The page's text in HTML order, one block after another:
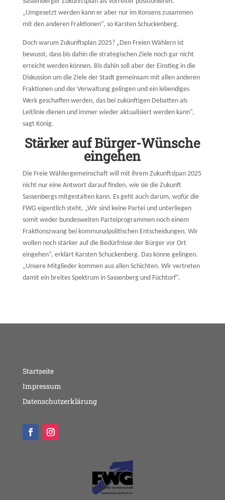
„Umgesetzt werden kann er aber nur im Konsens zusammen
mit den anderen Fraktionen“, so Karsten Schuckenberg.
Doch warum Zukunftsplan 2025? „Den Freien Wählern ist
bewusst, dass bis dahin die strategischen Ziele noch gar nicht
erreicht werden können. Bis dahin soll aber der Einstieg in die
Diskussion um die Ziele der Stadt gemeinsam mit allen anderen
Fraktionen und der Verwaltung gelingen und ein lebendiges
Werk geschaffen werden, das bei zukünftigen Debatten als
Leitlinie dienen und immer wieder aktualisiert werden kann“,
sagt König.
Stärker auf Bürger-Wünsche
eingehen
Die Freie Wählergemeinschaft will mit ihrem Zukunftslpan 2025
nicht nur eine Antwort darauf finden, wie sie die Zukunft
Sassenbergs mitgestalten kann. Es geht auch darum, wofür die
FWG eigentlich steht, „Wir sind keine Partei und unterliegen
somit weder bundesweiten Parteiprogrammen noch einem
Fraktionszwang bei kommunalpolitischen Entscheidungen. Wir
wollen noch stärker auf die Bedürfnisse der Bürger vor Ort
eingehen“, erklärt Karsten Schuckenberg. Das könne gelingen.
„Unsere Mitglieder kommen aus allen Schichten. Wir vertreten
damit ein breites Spektrum in Sassenberg und Füchtorf“.
Startseite
Impressum
Datenschutzerklärung